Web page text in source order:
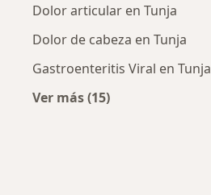
Dolor articular en Tunja
Dolor de cabeza en Tunja
Gastroenteritis Viral en Tunja
Ver más (15)